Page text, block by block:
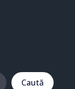
Caută